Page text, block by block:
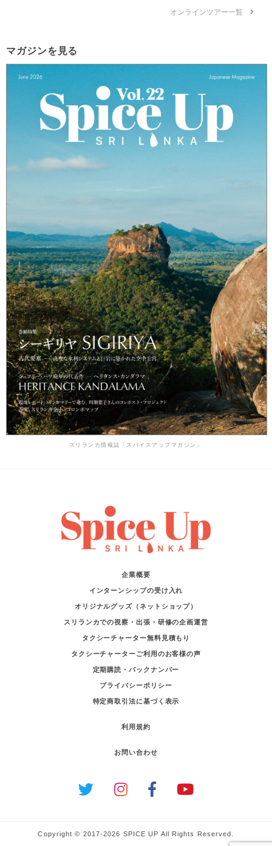
オンラインツアー一覧
マガジンを見る
スリランカ情報誌「スパイスアップマガジン」
企業概要
インターンシップの受け入れ
オリジナルグッズ（ネットショップ）
スリランカでの視察・出張・研修の企画運営
タクシーチャーター無料見積もり
タクシーチャーターご利用のお客様の声
定期購読・バックナンバー
プライバシーポリシー
特定商取引法に基づく表示
利用規約
お問い合わせ
Copyright © 2017-2026 SPICE UP All Rights Reserved.